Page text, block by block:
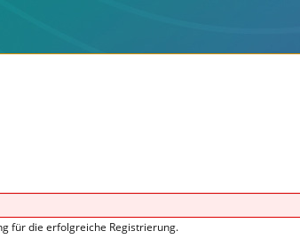
für die erfolgreiche Registrierung.